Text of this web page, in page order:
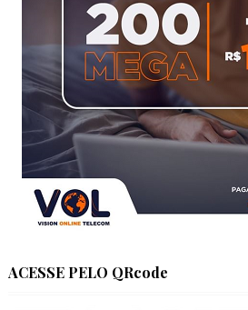
ACESSE PELO QRcode